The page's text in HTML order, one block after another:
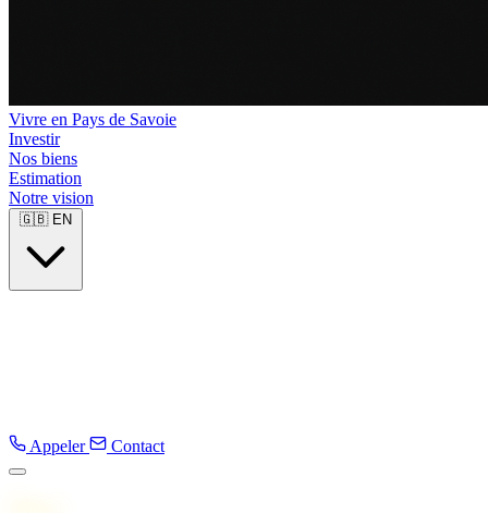
Vivre en Pays de Savoie
Investir
Nos biens
Estimation
Notre vision
🇬🇧 EN
Appeler Contact